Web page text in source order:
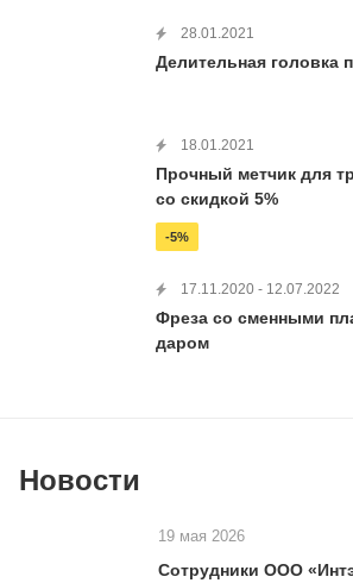
28.01.2021
Делительная головка
18.01.2021
Прочный метчик для
со скидкой 5%
-5%
17.11.2020 - 12.07.2022
Фреза со сменными
даром
Новости
19 мая 2026
Сотрудники ООО